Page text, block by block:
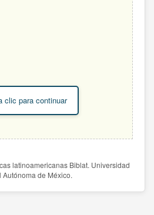
clic para continuar
latinoamericanas Biblat. Universidad
Autónoma de México.